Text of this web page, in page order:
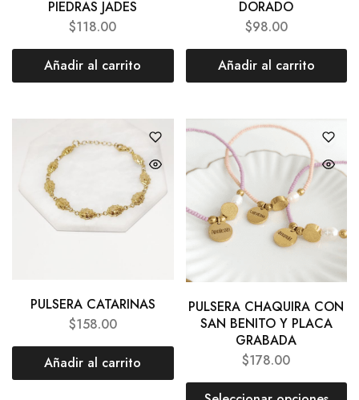
PIEDRAS JADES
$118.00
Añadir al carrito
DORADO
$98.00
Añadir al carrito
PULSERA CATARINAS
$158.00
Añadir al carrito
PULSERA CHAQUIRA CON
SAN BENITO Y PLACA
GRABADA
$178.00